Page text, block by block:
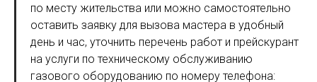
по месту жительства или можно самостоятельно
оставить заявку для вызова мастера в удобный
день и час, уточнить перечень работ и прейскурант
на услуги по техническому обслуживанию
газового оборудованию по номеру телефона: